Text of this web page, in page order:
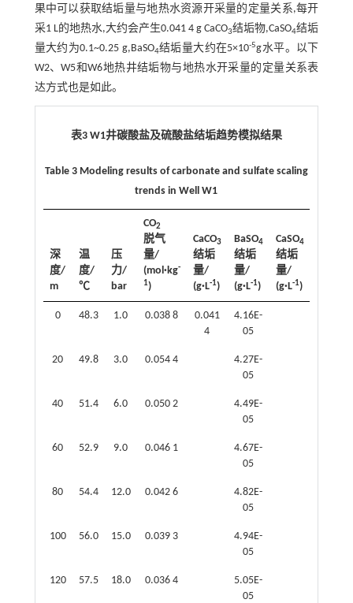
果中可以获取结垢量与地热水资源开采量的定量关系,每开
采1 L的地热水,大约会产生0.041 4 g CaCO3结垢物,CaSO4结垢
量大约为0.1~0.25 g,BaSO4结垢量大约在5×10-5g水平。以下
W2、W5和W6地热井结垢物与地热水开采量的定量关系表
达方式也是如此。
表3 W1井碳酸盐及硫酸盐结垢趋势模拟结果
Table 3 Modeling results of carbonate and sulfate scaling
trends in Well W1
深
度/
m
温
度/
℃
压
力/
bar
CO2
脱气
量/
(mol·kg-
1)
CaCO3
结垢
量/
(g·L-1)
BaSO4
结垢
量/
(g·L-1)
CaSO4
结垢
量/
(g·L-1)
0 48.3 1.0 0.038 8
0.041
4
4.16E-
05
20 49.8 3.0 0.054 4
4.27E-
05
40 51.4 6.0 0.050 2
4.49E-
05
60 52.9 9.0 0.046 1
4.67E-
05
80 54.4 12.0 0.042 6
4.82E-
05
100 56.0 15.0 0.039 3
4.94E-
05
120 57.5 18.0 0.036 4
5.05E-
05